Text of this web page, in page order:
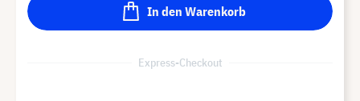
In den Warenkorb
Express-Checkout